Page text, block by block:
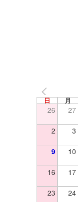
日 月
26 27
2 3
9 10
16 17
23 24